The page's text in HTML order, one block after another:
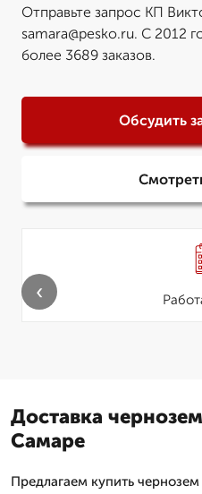
Отправьте запрос КП
samara@pesko.ru. С 2012
более 3689 заказов.
Обсудить
‹
Доставка
Самаре
Предлагаем купить